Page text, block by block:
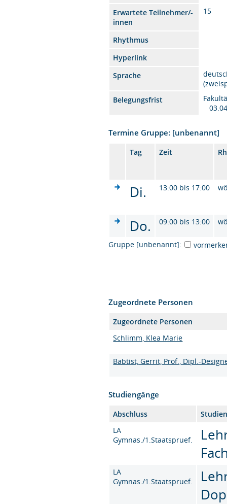
Erwartete Teilnehmer/-
innen
15
Rhythmus
Hyperlink
Sprache
Belegungsfrist
Termine Gruppe: [unbenannt]
Tag Zeit
Di. 13:00 bis 17:00
Do. 09:00 bis 13:00
Gruppe [unbenannt]:
Zugeordnete Personen
Zugeordnete Personen
Schlimm, Klea Marie
Babtist, Gerrit, Prof., Dipl.-
Studiengänge
Abschluss
LA
Gymnas./1.Staatspruef.
LA
Gymnas./1.Staatspruef.